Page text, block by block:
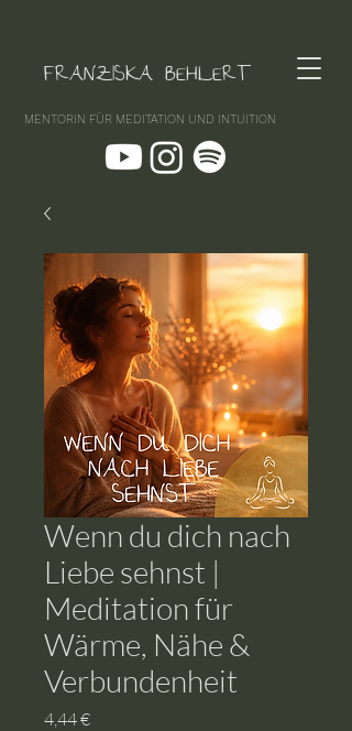
FRANZISKA BEHLERT
MENTORIN FÜR MEDITATION UND INTUITION
Wenn du dich nach
Liebe sehnst |
Meditation für
Wärme, Nähe &
Verbundenheit
4,44 €Preis